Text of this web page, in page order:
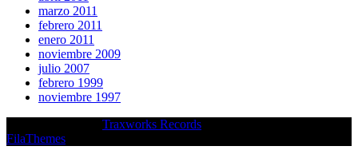
marzo 2011
febrero 2011
enero 2011
noviembre 2009
julio 2007
febrero 1999
noviembre 1997
Traxworks Records
FilaThemes